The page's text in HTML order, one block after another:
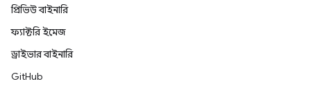
প্রিভিউ বাইনারি
ফ্যাক্টরি ইমেজ
ড্রাইভার বাইনারি
GitHub